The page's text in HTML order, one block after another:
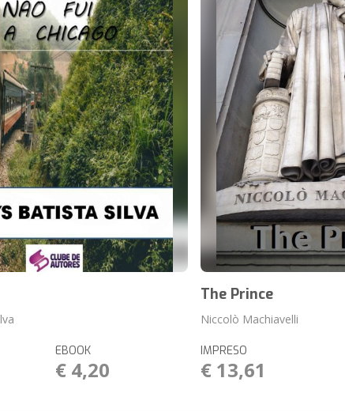
EBOOK
€ 4,20
The Prince
Niccolò Machiavelli
IMPRESO
€ 13,61